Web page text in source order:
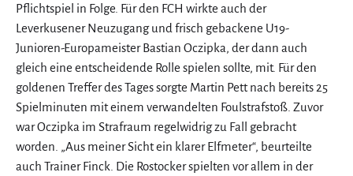
Pflichtspiel in Folge. Für den FCH wirkte auch der
Leverkusener Neuzugang und frisch gebackene U19-
Junioren-Europameister Bastian Oczipka, der dann auch
gleich eine entscheidende Rolle spielen sollte, mit. Für den
goldenen Treffer des Tages sorgte Martin Pett nach bereits 25
Spielminuten mit einem verwandelten Foulstrafstoß. Zuvor
war Oczipka im Strafraum regelwidrig zu Fall gebracht
worden. „Aus meiner Sicht ein klarer Elfmeter“, beurteilte
auch Trainer Finck. Die Rostocker spielten vor allem in der